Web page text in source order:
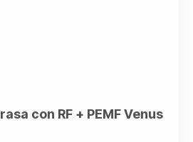
con RF + PEMF Venus